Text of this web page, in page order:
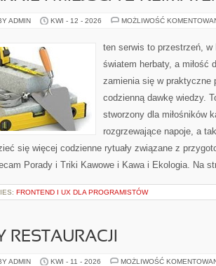
ADMIN KWI - 12 - 2026 MOŻLIWOŚĆ
ten serwis to przestrzeń,
światem herbaty, a miłość
zamienia się w praktyczne
codzienną dawkę wiedzy.
stworzony dla miłośników
rozgrzewające napoje, a
się więcej codzienne rytuały związane z
Porady i Triki Kawowe i Kawa i Ekologia. Na
FRONTEND I UX DLA PROGRAMISTÓW
RESTAURACJI
ADMIN KWI - 11 - 2026 MOŻLIWOŚĆ